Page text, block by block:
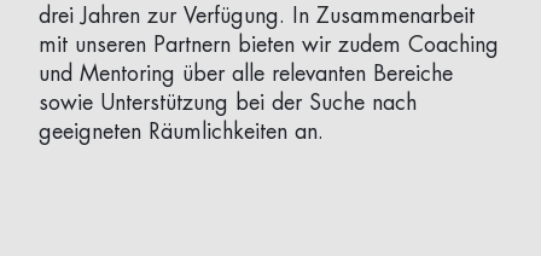
drei Jahren zur Verfügung. In Zusammenarbeit
mit unseren Partnern bieten wir zudem Coaching
und Mentoring über alle relevanten Bereiche
sowie Unterstützung bei der Suche nach
geeigneten Räumlichkeiten an.